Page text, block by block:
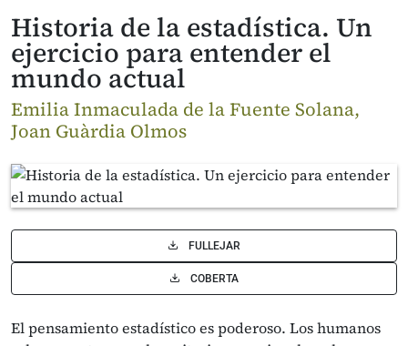
Historia de la estadística. Un
ejercicio para entender el
mundo actual
Emilia Inmaculada de la Fuente Solana,
Joan Guàrdia Olmos
FULLEJAR
COBERTA
El pensamiento estadístico es poderoso. Los humanos